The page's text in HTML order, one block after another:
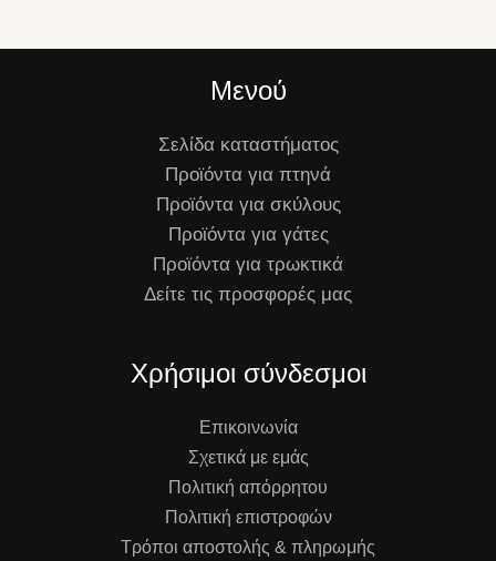
Μενού
Σελίδα καταστήματος
Προϊόντα για πτηνά
Προϊόντα για σκύλους
Προϊόντα για γάτες
Προϊόντα για τρωκτικά
Δείτε τις προσφορές μας
Χρήσιμοι σύνδεσμοι
Επικοινωνία
Σχετικά με εμάς
Πολιτική απόρρητου
Πολιτική επιστροφών
Τρόποι αποστολής & πληρωμής